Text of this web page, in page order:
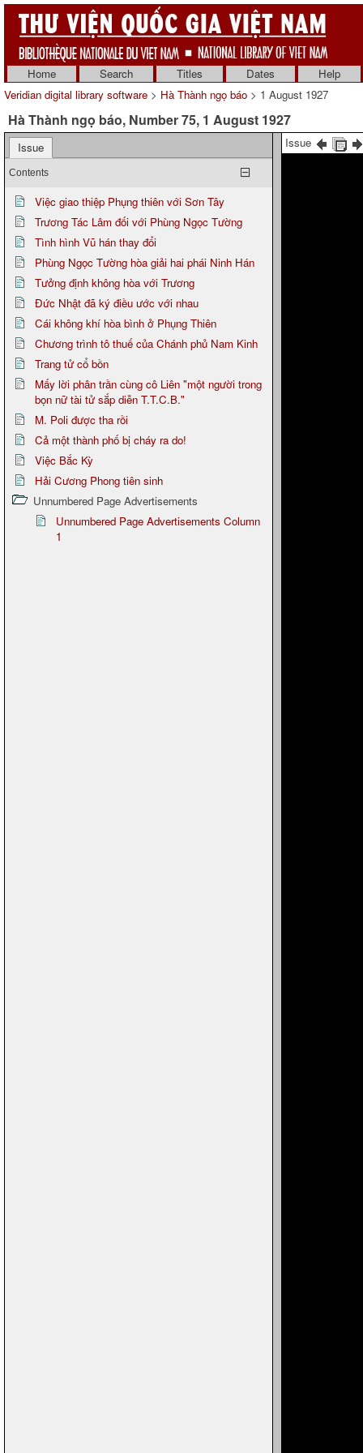
Home Search Titles Dates
Help
Veridian digital library software > Hà Thành ngọ báo > 1 August 1927
Hà Thành ngọ báo, Number 75, 1 August 1927
Issue
Contents
Việc giao thiệp Phụng thiên với Sơn Tây
Trương Tác Lâm đối với Phùng Ngọc Tường
Tình hình Vũ hán thay đổi
Phùng Ngọc Tường hòa giải hai phái Ninh Hán
Tưởng định không hòa với Trương
Đức Nhật đã ký điều ước với nhau
Cái không khí hòa bình ở Phụng Thiên
Chương trình tô thuế của Chánh phủ Nam Kinh
Trang tử cổ bồn
Mấy lời phân trần cùng cô Liên "một người trong
bọn nữ tài tử sắp diễn T.T.C.B."
M. Poli được tha rồi
Cả một thành phố bị cháy ra do!
Việc Bắc Kỳ
Hải Cương Phong tiên sinh
Unnumbered Page Advertisements
Unnumbered Page Advertisements Column
1
Issue